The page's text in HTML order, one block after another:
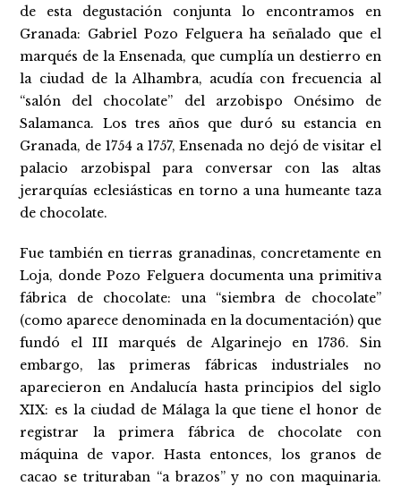
de esta degustación conjunta lo encontramos en
Granada: Gabriel Pozo Felguera ha señalado que el
marqués de la Ensenada, que cumplía un destierro en
la ciudad de la Alhambra, acudía con frecuencia al
“salón del chocolate” del arzobispo Onésimo de
Salamanca. Los tres años que duró su estancia en
Granada, de 1754 a 1757, Ensenada no dejó de visitar el
palacio arzobispal para conversar con las altas
jerarquías eclesiásticas en torno a una humeante taza
de chocolate.
Fue también en tierras granadinas, concretamente en
Loja, donde Pozo Felguera documenta una primitiva
fábrica de chocolate: una “siembra de chocolate”
(como aparece denominada en la documentación) que
fundó el III marqués de Algarinejo en 1736. Sin
embargo, las primeras fábricas industriales no
aparecieron en Andalucía hasta principios del siglo
XIX: es la ciudad de Málaga la que tiene el honor de
registrar la primera fábrica de chocolate con
máquina de vapor. Hasta entonces, los granos de
cacao se trituraban “a brazos” y no con maquinaria.